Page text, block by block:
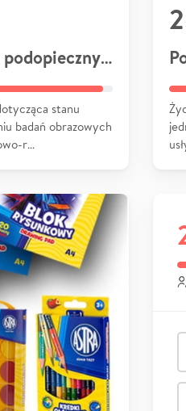
Badania i leczenie podopiecznych
stanu
badań obrazowych
r…